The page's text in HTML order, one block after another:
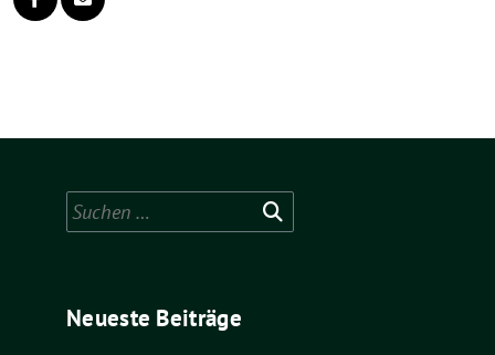
Suchen
nach:
Neueste Beiträge